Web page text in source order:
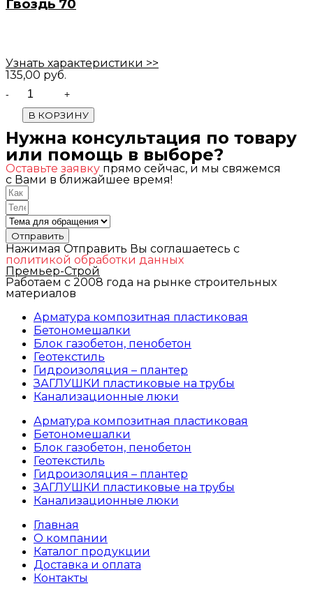
Гвоздь 70
Узнать характеристики >>
135,00 руб.
В КОРЗИНУ
Нужна консультация по товару
или помощь в выборе?
Оставьте заявку прямо сейчас, и мы свяжемся
с Вами в ближайшее время!
Отправить
Нажимая Отправить Вы соглашаетесь с
политикой обработки данных
Премьер-Строй
Работаем с 2008 года на рынке строительных
материалов
Арматура композитная пластиковая
Бетономешалки
Блок газобетон, пенобетон
Геотекстиль
Гидроизоляция – плантер
ЗАГЛУШКИ пластиковые на трубы
Канализационные люки
Арматура композитная пластиковая
Бетономешалки
Блок газобетон, пенобетон
Геотекстиль
Гидроизоляция – плантер
ЗАГЛУШКИ пластиковые на трубы
Канализационные люки
Главная
О компании
Каталог продукции
Доставка и оплата
Контакты